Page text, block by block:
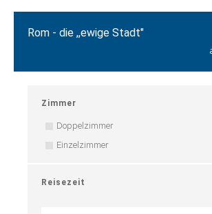
Rom - die ,,ewige Stadt"
Zimmer
Doppelzimmer
Einzelzimmer
Reisezeit